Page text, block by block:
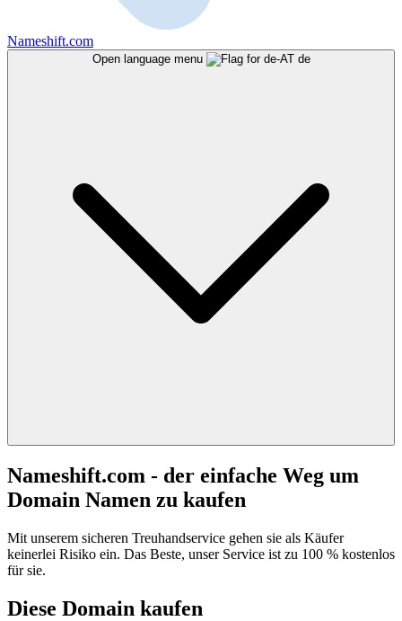
Nameshift.com
Open language menu de
Nameshift.com - der einfache Weg um
Domain Namen zu kaufen
Mit unserem sicheren Treuhandservice gehen sie als Käufer
keinerlei Risiko ein. Das Beste, unser Service ist zu 100 % kostenlos
für sie.
Diese Domain kaufen